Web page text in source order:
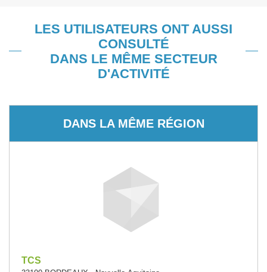
LES UTILISATEURS ONT AUSSI
CONSULTÉ
DANS LE MÊME SECTEUR
D'ACTIVITÉ
DANS LA MÊME RÉGION
TCS